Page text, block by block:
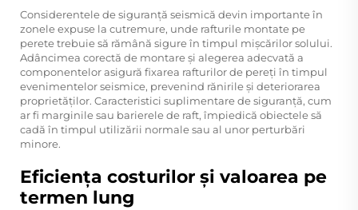
Considerentele de siguranță seismică devin importante în
zonele expuse la cutremure, unde rafturile montate pe
perete trebuie să rămână sigure în timpul mișcărilor solului.
Adâncimea corectă de montare și alegerea adecvată a
componentelor asigură fixarea rafturilor de pereți în timpul
evenimentelor seismice, prevenind rănirile și deteriorarea
proprietăților. Caracteristici suplimentare de siguranță, cum
ar fi marginile sau barierele de raft, împiedică obiectele să
cadă în timpul utilizării normale sau al unor perturbări
minore.
Eficiența costurilor și valoarea pe
termen lung